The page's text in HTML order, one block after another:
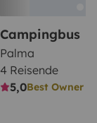
Campingbus
Palma
4 Reisende
5,0Best Owner